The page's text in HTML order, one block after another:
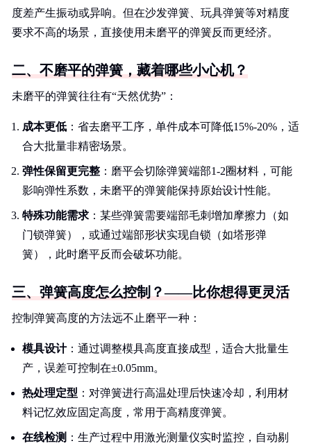
度差产生振动或异响。但在沙发弹簧、玩具弹簧等对精度
要求不高的场景，直接使用未磨平的弹簧反而更经济。
二、不磨平的弹簧，藏着哪些小心机？
未磨平的弹簧往往有“天然优势”：
成本更低 ：省去磨平工序，单件成本可降低15%-20%，适
合大批量非精密场景。
弹性保留更完整 ：磨平会切除弹簧端部1-2圈材料，可能
影响弹性系数，未磨平的弹簧能保持原始设计性能。
特殊功能需求 ：某些弹簧需要端部毛刺增加摩擦力（如
门锁弹簧），或通过端部形状实现自锁（如塔形弹
簧），此时磨平反而会破坏功能。
三、弹簧高度怎么控制？——比你想得更灵活
控制弹簧高度的方法远不止磨平一种：
模具设计：通过调整模具高度直接成型，适合大批量生
产，误差可控制在±0.05mm。
热处理定型 ：对弹簧进行高温处理后快速冷却，利用材
料记忆效应固定高度，常用于高精度弹簧。
在线检测 ：生产过程中用激光测量仪实时监控，自动剔